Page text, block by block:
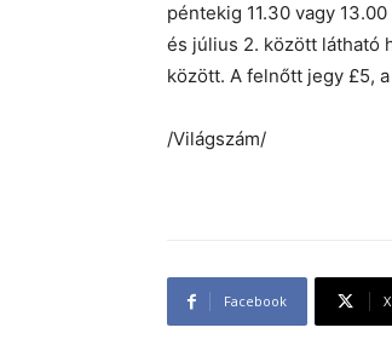
péntekig 11.30 vagy
és július 2. között látható
között. A felnőtt jegy £5,
/Világszám/
Facebook X